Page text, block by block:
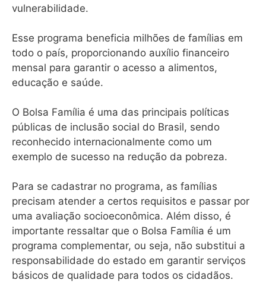
vulnerabilidade.
Esse programa beneficia milhões de famílias em
todo o país, proporcionando auxílio financeiro
mensal para garantir o acesso a alimentos,
educação e saúde.
O Bolsa Família é uma das principais políticas
públicas de inclusão social do Brasil, sendo
reconhecido internacionalmente como um
exemplo de sucesso na redução da pobreza.
Para se cadastrar no programa, as famílias
precisam atender a certos requisitos e passar por
uma avaliação socioeconômica. Além disso, é
importante ressaltar que o Bolsa Família é um
programa complementar, ou seja, não substitui a
responsabilidade do estado em garantir serviços
básicos de qualidade para todos os cidadãos.